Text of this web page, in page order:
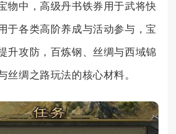
物中，高级丹书铁券用于武将快
于各类高阶养成与活动参与，宝
升攻防，百炼钢、丝绸与西域锦
丝绸之路玩法的核心材料。